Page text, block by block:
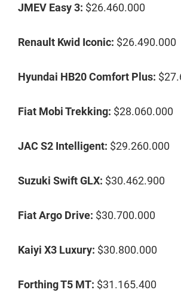
JMEV Easy 3: $26.460.000
Renault Kwid Iconic: $26.490.000
Hyundai HB20 Comfort Plus:
Fiat Mobi Trekking: $28.060.000
JAC S2 Intelligent: $29.260.000
Suzuki Swift GLX: $30.462.900
Fiat Argo Drive: $30.700.000
Kaiyi X3 Luxury: $30.800.000
Forthing T5 MT: $31.165.400